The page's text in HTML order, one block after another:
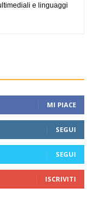
e linguaggi
MI PIACE
SEGUI
SEGUI
ISCRIVITI